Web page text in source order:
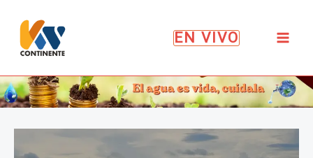
contenido
EN VIVO